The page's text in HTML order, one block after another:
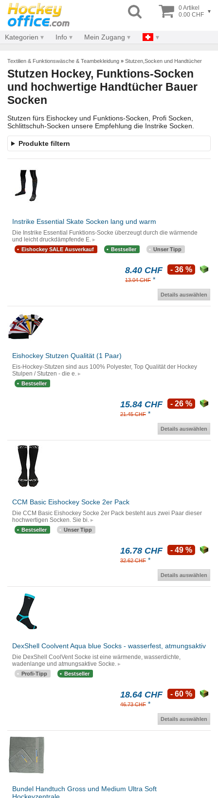
0 Artikel
0.00 CHF ▾
Kategorien Info Mein Zugang
Textilien & Funktionswäsche & Teambekleidung » Stutzen,Socken und Handtücher
Stutzen Hockey, Funktions-Socken
und hochwertige Handtücher Bauer
Socken
Stutzen fürs Eishockey und Funktions-Socken, Profi Socken,
Schlittschuh-Socken unsere Empfehlung die Instrike Socken.
Produkte filtern
Instrike Essential Skate Socken lang und warm
Die Instrike Essential Funktions-Socke überzeugt durch die wärmende
und leicht druckdämpfende E.
Eishockey SALE Ausverkauf Bestseller Unser Tipp
8.40 CHF
13.04 CHF *
- 36 %
Details auswählen
Eishockey Stutzen Qualität (1 Paar)
Eis-Hockey-Stutzen sind aus 100% Polyester, Top Qualität der Hockey
Stulpen / Stutzen - die e.
Bestseller
15.84 CHF
21.45 CHF *
- 26 %
Details auswählen
CCM Basic Eishockey Socke 2er Pack
Die CCM Basic Eishockey Socke 2er Pack besteht aus zwei Paar dieser
hochwertigen Socken. Sie bi.
Bestseller Unser Tipp
16.78 CHF
32.62 CHF *
- 49 %
Details auswählen
DexShell Coolvent Aqua blue Socks - wasserfest, atmungsaktiv
Die DexShell CoolVent Socke ist eine wärmende, wasserdichte,
wadenlange und atmungsaktive Socke.
Profi-Tipp Bestseller
18.64 CHF
46.73 CHF *
- 60 %
Details auswählen
Bundel Handtuch Gross und Medium Ultra Soft